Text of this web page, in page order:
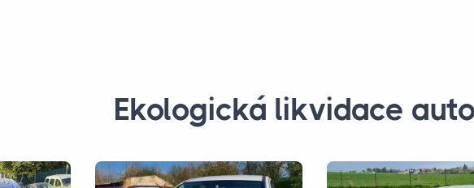
Ekologická likvidace